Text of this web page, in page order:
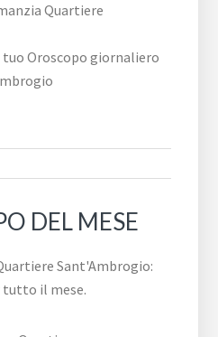
Quartiere
tuo Oroscopo giornaliero
DEL MESE